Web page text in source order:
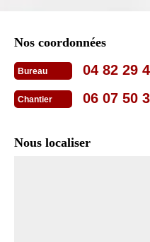
Nos coordonnées
Bureau 04 82 29
Chantier 06 07 50
Nous localiser